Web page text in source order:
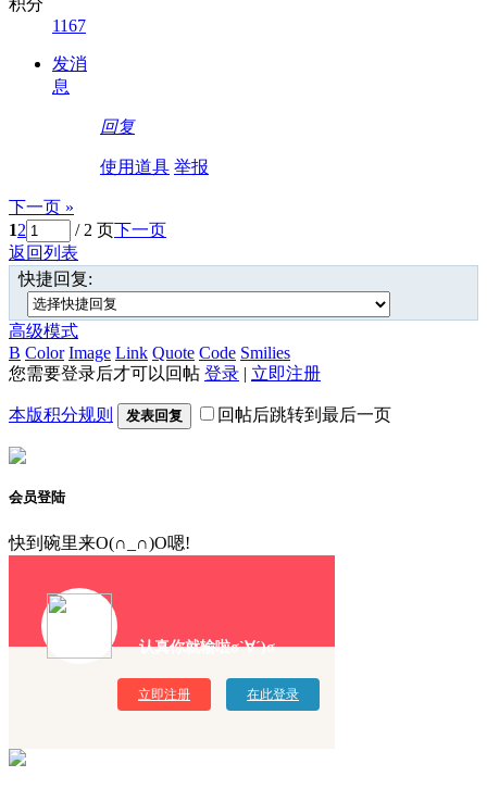
积分
1167
发消
息
回复
使用道具 举报
下一页 »
12 / 2 页下一页
返回列表
快捷回复:
高级模式
B Color Image Link Quote Code Smilies
您需要登录后才可以回帖 登录 | 立即注册
本版积分规则 发表回复 回帖后跳转到最后一页
会员登陆
快到碗里来O(∩_∩)O嗯!
认真你就输啦σ`∀´)σ
立即注册 在此登录